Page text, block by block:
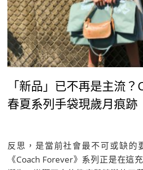
「新品」已不再是主流
春夏系列手袋現歲月痕跡
反思，是當前社會最不可或缺的
《Coach Forever》系列正是在這